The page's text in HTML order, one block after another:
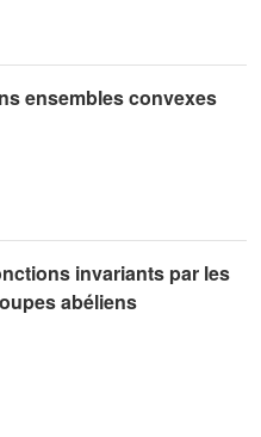
ensembles convexes
invariants par les
abéliens